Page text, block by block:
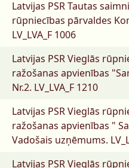
Latvijas PSR Tautas
rūpniecības pārvaldes
LV_LVA_F 1006
Latvijas PSR Vieglās
ražošanas apvienības
Nr.2. LV_LVA_F 1210
Latvijas PSR Vieglās
ražošanas apvienības "
Vadošais uzņēmums.
Latvijas PSR Vieglās